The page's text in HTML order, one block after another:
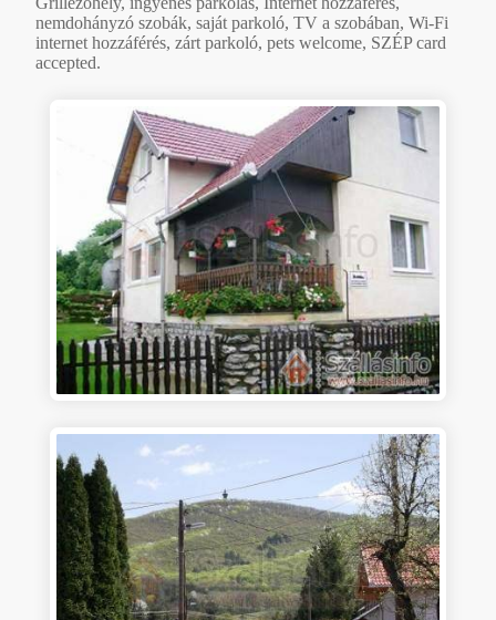
nemdohányzó szobák, saját parkoló, TV a szobában, Wi-Fi
internet hozzáférés, zárt parkoló, pets welcome, SZÉP card
accepted.